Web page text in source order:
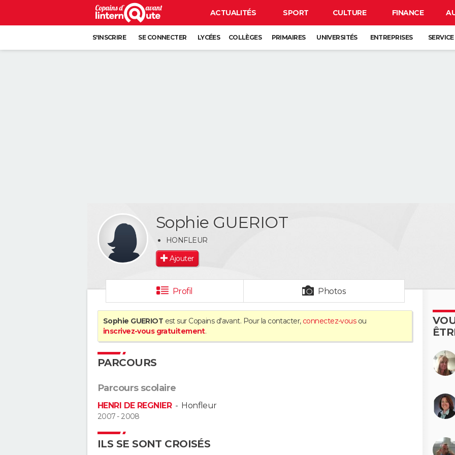
ACTUALITÉS SPORT CULTURE FINANCE
S'INSCRIRE SE CONNECTER LYCÉES COLLÈGES PRIMAIRES UNIVERSITÉS ENTREPRISES
Sophie GUERIOT
HONFLEUR
Ajouter
Profil Photos
Sophie GUERIOT est sur Copains d'avant. Pour la contacter, connectez-vousou
inscrivez-vous gratuitement.
PARCOURS
Parcours scolaire
HENRI DE REGNIER- Honfleur
2007 - 2008
ILS SE SONT CROISÉS